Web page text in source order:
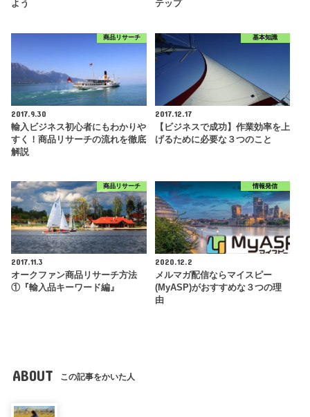
よう
テップ
商品リサーチ
2017.9.30
輸入ビジネス初心者にもわかりや
すく！商品リサーチの流れを徹底
解説
基本知識
2017.12.17
【ビジネスで成功】作業効率を上
げるために必要な３つのこと
商品リサーチ
2017.11.3
オークファン商品リサーチ方法
①『輸入品キーワード編』
情報発信
2020.12.2
メルマガ配信ならマイスピー
(MyASP)がおすすめな３つの理
由
ABOUT この記事をかいた人